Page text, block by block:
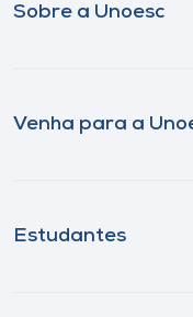
Sobre a Unoesc
Venha para a
Estudantes